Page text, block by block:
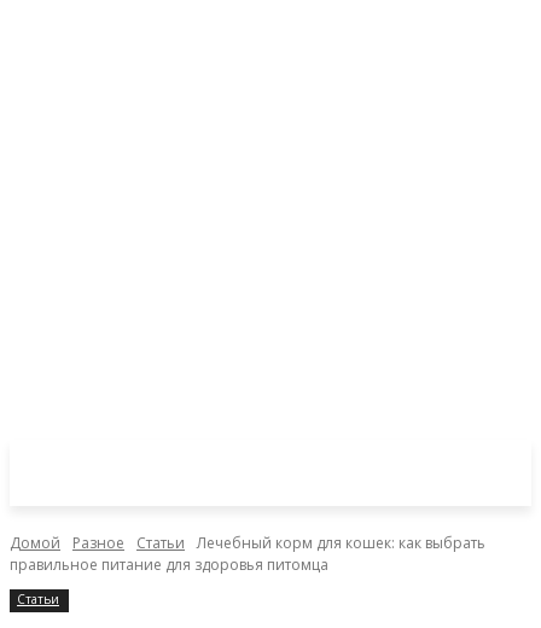
Домой Разное Статьи
Лечебный корм для кошек: как выбрать
правильное питание для здоровья питомца
Статьи